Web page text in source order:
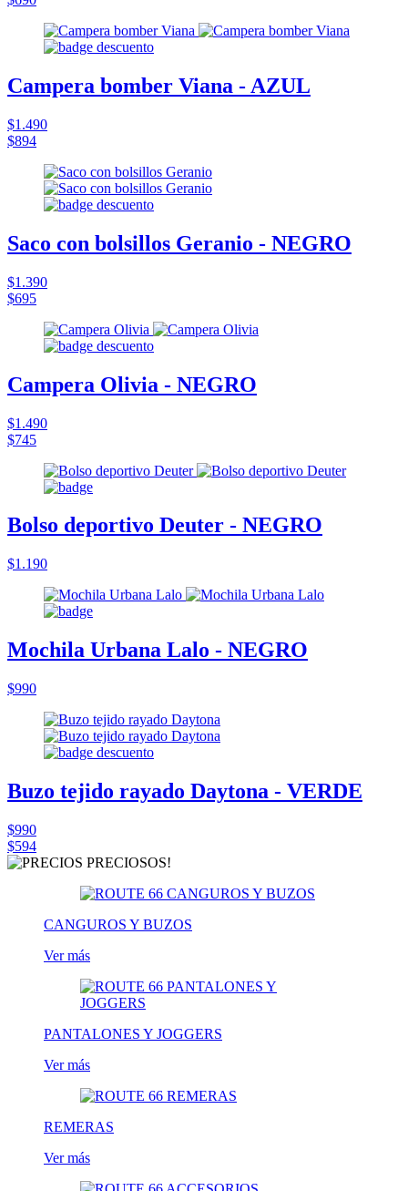
Campera bomber Viana - AZUL
$1.490
$894
Saco con bolsillos Geranio - NEGRO
$1.390
$695
Campera Olivia - NEGRO
$1.490
$745
Bolso deportivo Deuter - NEGRO
$1.190
Mochila Urbana Lalo - NEGRO
$990
Buzo tejido rayado Daytona - VERDE
$990
$594
CANGUROS Y BUZOS
Ver más
PANTALONES Y JOGGERS
Ver más
REMERAS
Ver más